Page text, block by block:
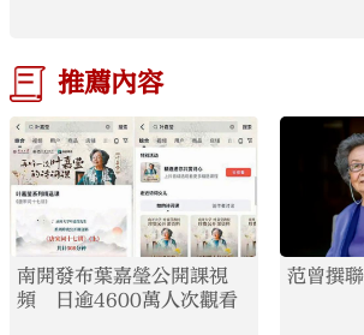
推薦內容
南開發布葉嘉瑩公開課視
頻 日逾4600萬人次觀看
范曾撰